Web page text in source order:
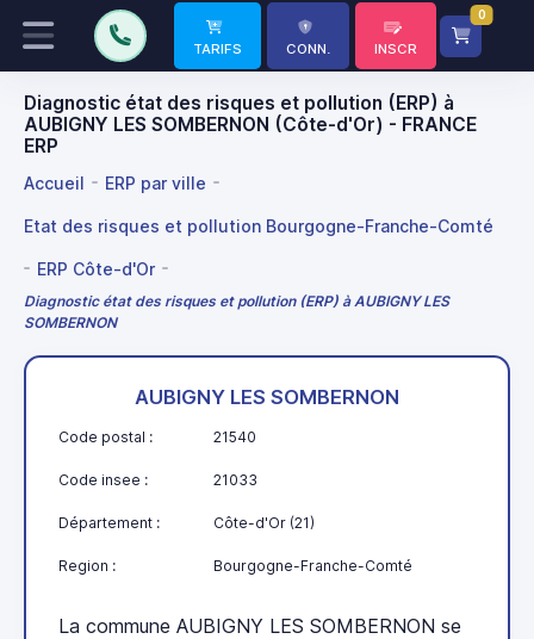
TARIFS CONN. INSCR
0
Diagnostic état des risques et pollution (ERP) à
AUBIGNY LES SOMBERNON (Côte-d'Or) - FRANCE
ERP
Accueil ERP par ville
Etat des risques et pollution Bourgogne-Franche-Comté
ERP Côte-d'Or
Diagnostic état des risques et pollution (ERP) à AUBIGNY LES
SOMBERNON
AUBIGNY LES SOMBERNON
Code postal : 21540
Code insee : 21033
Département : Côte-d'Or (21)
Region : Bourgogne-Franche-Comté
La commune AUBIGNY LES SOMBERNON se